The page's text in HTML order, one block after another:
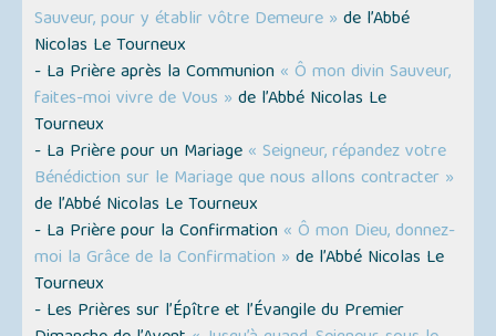
Sauveur, pour y établir vôtre Demeure » de l’Abbé
Nicolas Le Tourneux
- La Prière après la Communion « Ô mon divin Sauveur,
faites-moi vivre de Vous » de l’Abbé Nicolas Le
Tourneux
- La Prière pour un Mariage « Seigneur, répandez votre
Bénédiction sur le Mariage que nous allons contracter »
de l’Abbé Nicolas Le Tourneux
- La Prière pour la Confirmation « Ô mon Dieu, donnez-
moi la Grâce de la Confirmation » de l’Abbé Nicolas Le
Tourneux
- Les Prières sur l’Épître et l’Évangile du Premier